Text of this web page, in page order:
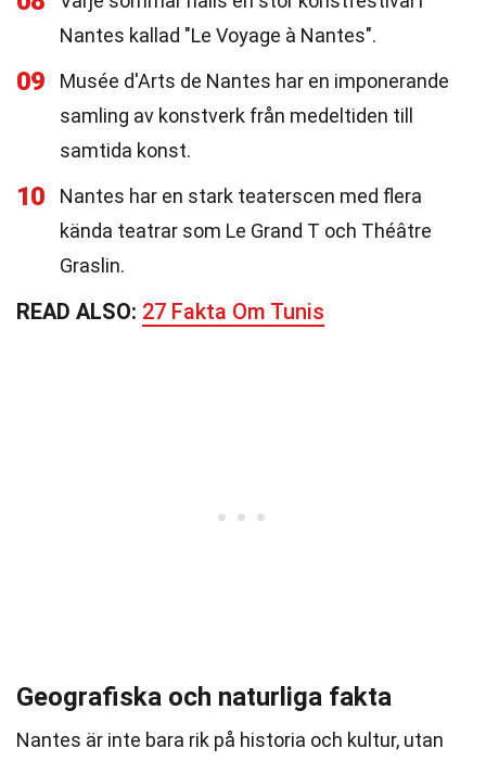
Nantes kallad "Le Voyage à Nantes".
09
Musée d'Arts de Nantes har en imponerande
samling av konstverk från medeltiden till
samtida konst.
10
Nantes har en stark teaterscen med flera
kända teatrar som Le Grand T och Théâtre
Graslin.
READ ALSO: 27 Fakta Om Tunis
Geografiska och naturliga fakta
Nantes är inte bara rik på historia och kultur, utan